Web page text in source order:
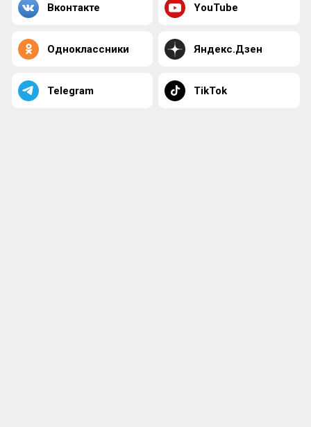
Вконтакте YouTube
Одноклассники Яндекс.Дзен
Telegram TikTok